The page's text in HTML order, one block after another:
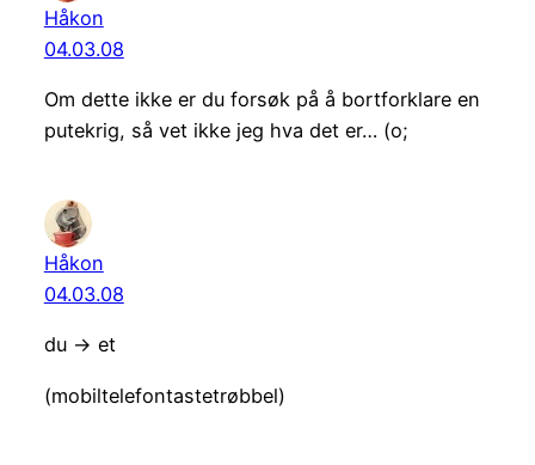
Håkon
04.03.08
Om dette ikke er du forsøk på å bortforklare en
putekrig, så vet ikke jeg hva det er… (o;
Håkon
04.03.08
du -> et
(mobiltelefontastetrøbbel)